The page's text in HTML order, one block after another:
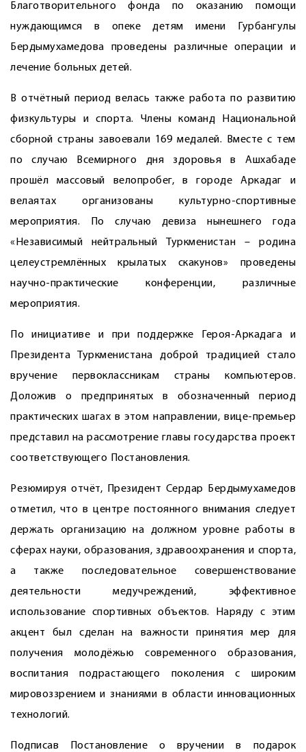
Благотворительного фонда по оказанию помощи
нуждающимся в опеке детям имени Гурбангулы
Бердымухамедова проведены различные операции и
лечение больных детей.
В отчётный период велась также работа по развитию
физкультуры и спорта. Члены команд Национальной
сборной страны завоевали 169 медалей. Вместе с тем
по случаю Всемирного дня здоровья в Ашхабаде
прошёл массовый велопробег, в городе Аркадаг и
велаятах организованы культурно-спортивные
мероприятия. По случаю девиза нынешнего года
«Независимый нейтральный Туркменистан – родина
целеустремлённых крылатых скакунов» проведены
научно-практические конференции, различные
мероприятия.
По инициативе и при поддержке Героя-Аркадага и
Президента Туркменистана доброй традицией стало
вручение первоклассникам страны компьютеров.
Доложив о предпринятых в обозначенный период
практических шагах в этом направлении, вице-премьер
представил на рассмотрение главы государства проект
соответствующего Постановления.
Резюмируя отчёт, Президент Сердар Бердымухамедов
отметил, что в центре постоянного внимания следует
держать организацию на должном уровне работы в
сферах науки, образования, здравоохранения и спорта,
а также последовательное совершенствование
деятельности медучреждений, эффективное
использование спортивных объектов. Наряду с этим
акцент был сделан на важности принятия мер для
получения молодёжью современного образования,
воспитания подрастающего поколения с широким
мировоззрением и знаниями в области инновационных
технологий.
Подписав Постановление о вручении в подарок